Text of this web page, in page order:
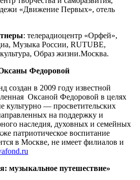
«Движение Первых», отель
: телерадиоцентр «Орфей»,
Музыка России, RUTUBE,
Образ жизни.Москва.
Федоровой
создан в 2009 году известной
Оксаной Федоровой в целях
культурно — просветительских
на поддержку и
наследия, духовных и семейных
патриотическое воспитание
в Москве, не имеет филиалов и
музыкальное путешествие»